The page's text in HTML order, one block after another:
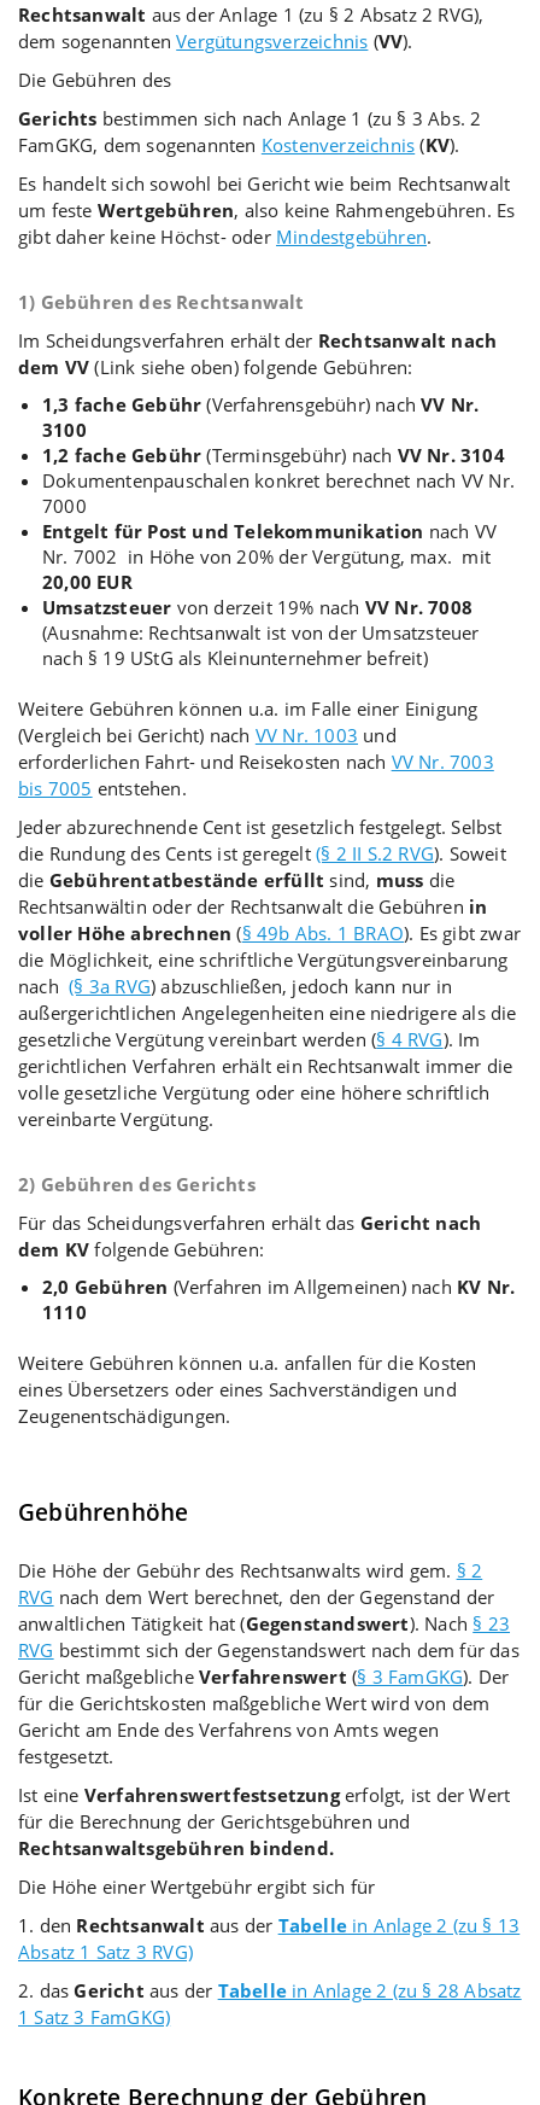
Rechtsanwalt aus der Anlage 1 (zu § 2 Absatz 2 RVG),
dem sogenanntenVergütungsverzeichnis (VV).
Die Gebühren des
Gerichts bestimmen sich nach Anlage 1 (zu § 3 Abs. 2
FamGKG, dem sogenannten Kostenverzeichnis (KV).
Es handelt sich sowohl bei Gericht wie beim Rechtsanwalt
um feste Wertgebühren, also keine Rahmengebühren. Es
gibt daher keine Höchst- oder Mindestgebühren.
1) Gebühren des Rechtsanwalt
Im Scheidungsverfahren erhält der Rechtsanwalt nach
dem VV (Link siehe oben) folgende Gebühren:
1,3 fache Gebühr (Verfahrensgebühr) nachVV Nr.
3100
1,2 fache Gebühr (Terminsgebühr) nach VV Nr. 3104
Dokumentenpauschalen konkret berechnet nach VV Nr.
7000
Entgelt für Post und Telekommunikation nach VV
Nr. 7002 in Höhe von 20% der Vergütung, max. mit
20,00 EUR
Umsatzsteuer von derzeit 19% nach VV Nr. 7008
(Ausnahme: Rechtsanwalt ist von der Umsatzsteuer
nach § 19 UStG als Kleinunternehmer befreit)
Weitere Gebühren können u.a. im Falle einer Einigung
(Vergleich bei Gericht) nach VV Nr. 1003 und
erforderlichen Fahrt- und Reisekosten nach VV Nr. 7003
bis 7005 entstehen.
Jeder abzurechnende Cent ist gesetzlich festgelegt. Selbst
die Rundung des Cents ist geregelt (§ 2 II S.2 RVG). Soweit
die Gebührentatbestände erfüllt sind, muss die
Rechtsanwältin oder der Rechtsanwalt die Gebühren in
voller Höhe abrechnen (§ 49b Abs. 1 BRAO). Es gibt zwar
die Möglichkeit, eine schriftliche Vergütungsvereinbarung
nach(§ 3a RVG) abzuschließen, jedoch kann nur in
außergerichtlichen Angelegenheiten eine niedrigere als die
gesetzliche Vergütung vereinbart werden (§ 4 RVG). Im
gerichtlichen Verfahren erhält ein Rechtsanwalt immer die
volle gesetzliche Vergütung oder eine höhere schriftlich
vereinbarte Vergütung.
2) Gebühren des Gerichts
Für das Scheidungsverfahren erhält das Gericht nach
dem KV folgende Gebühren:
2,0 Gebühren (Verfahren im Allgemeinen) nach KV Nr.
1110
Weitere Gebühren können u.a. anfallen für die Kosten
eines Übersetzers oder eines Sachverständigen und
Zeugenentschädigungen.
Gebührenhöhe
Die Höhe der Gebühr des Rechtsanwalts wird gem. § 2
RVG nach dem Wert berechnet, den der Gegenstand der
anwaltlichen Tätigkeit hat (Gegenstandswert). Nach § 23
RVG bestimmt sich der Gegenstandswert nach dem für das
Gericht maßgebliche Verfahrenswert (§ 3 FamGKG). Der
für die Gerichtskosten maßgebliche Wert wird von dem
Gericht am Ende des Verfahrens von Amts wegen
festgesetzt.
Ist eine Verfahrenswertfestsetzungerfolgt, ist der Wert
für die Berechnung der Gerichtsgebühren und
Rechtsanwaltsgebühren bindend.
Die Höhe einer Wertgebühr ergibt sich für
1. den Rechtsanwalt aus der Tabelle in Anlage 2 (zu § 13
Absatz 1 Satz 3 RVG)
2. dasGericht aus der Tabelle in Anlage 2 (zu § 28 Absatz
1 Satz 3 FamGKG)
Konkrete Berechnung der Gebühren